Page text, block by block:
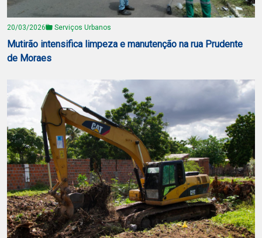
20/03/2026 Serviços Urbanos
Mutirão intensifica limpeza e manutenção na rua Prudente
de Moraes